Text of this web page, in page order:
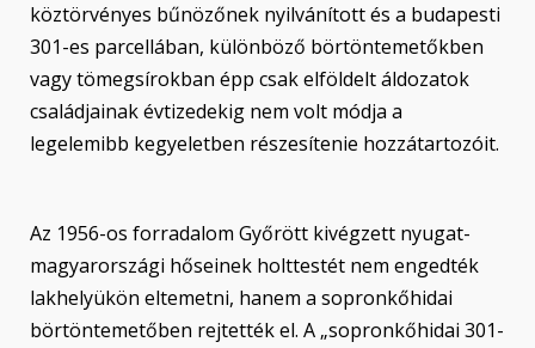
köztörvényes bűnözőnek nyilvánított és a budapesti
301-es parcellában, különböző börtöntemetőkben
vagy tömegsírokban épp csak elföldelt áldozatok
családjainak évtizedekig nem volt módja a
legelemibb kegyeletben részesítenie hozzátartozóit.
Az 1956-os forradalom Győrött kivégzett nyugat-
magyarországi hőseinek holttestét nem engedték
lakhelyükön eltemetni, hanem a sopronkőhidai
börtöntemetőben rejtették el. A „sopronkőhidai 301-